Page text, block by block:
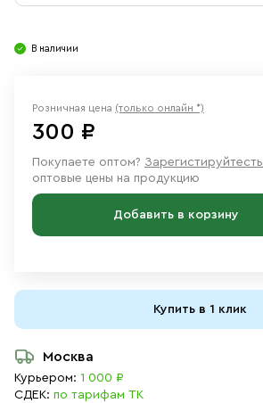
Свечи
Ювелирные изделия
В наличии
Розничная цена (только онлайн *)
300 ₽
Покупаете оптом? Зарегистируйтесть
оптовые цены на продукцию
Добавить в корзину
Купить в 1 клик
Москва
Курьером: 1 000 ₽
СДЕК: по тарифам ТК